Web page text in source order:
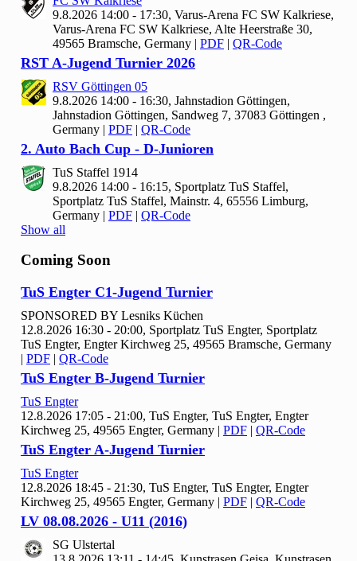
9.8.2026 14:00 - 17:30, Varus-Arena FC SW Kalkriese,
Varus-Arena FC SW Kalkriese, Alte Heerstraße 30,
49565 Bramsche, Germany | PDF | QR-Code
RST A-Jugend Turnier 2026
RSV Göttingen 05
9.8.2026 14:00 - 16:30, Jahnstadion Göttingen,
Jahnstadion Göttingen, Sandweg 7, 37083 Göttingen ,
Germany | PDF | QR-Code
2. Auto Bach Cup - D-Junioren
TuS Staffel 1914
9.8.2026 14:00 - 16:15, Sportplatz TuS Staffel,
Sportplatz TuS Staffel, Mainstr. 4, 65556 Limburg,
Germany | PDF | QR-Code
Show all
Coming Soon
TuS Engter C1-Jugend Turnier
SPONSORED BY Lesniks Küchen
12.8.2026 16:30 - 20:00, Sportplatz TuS Engter, Sportplatz
TuS Engter, Engter Kirchweg 25, 49565 Bramsche, Germany
| PDF | QR-Code
TuS Engter B-Jugend Turnier
TuS Engter
12.8.2026 17:05 - 21:00, TuS Engter, TuS Engter, Engter
Kirchweg 25, 49565 Engter, Germany | PDF | QR-Code
TuS Engter A-Jugend Turnier
TuS Engter
12.8.2026 18:45 - 21:30, TuS Engter, TuS Engter, Engter
Kirchweg 25, 49565 Engter, Germany | PDF | QR-Code
LV 08.08.2026 - U11 (2016)
SG Ulstertal